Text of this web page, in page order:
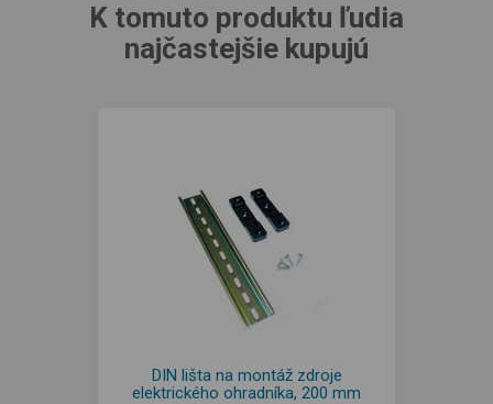
K tomuto produktu ľudia
najčastejšie kupujú
DIN lišta na montáž zdroje
elektrického ohradníka, 200 mm